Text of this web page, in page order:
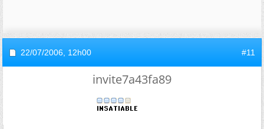
22/07/2006, 12h00 #11
invite7a43fa89